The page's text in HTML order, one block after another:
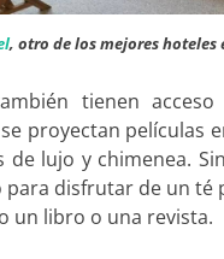
, otro de los mejores hoteles
tienen
proyectan películas
de lujo y chimenea.
para disfrutar de un té
un libro o una revista.